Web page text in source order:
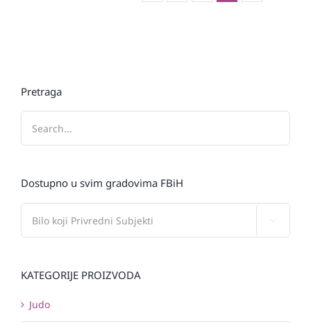
Pretraga
Dostupno u svim gradovima FBiH
KATEGORIJE PROIZVODA
Judo